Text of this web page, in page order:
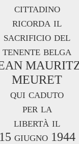
cittadino
ricorda il
sacrificio del
tenente belga
MEURET
qui caduto
per la
libertà il
15 giugno 1944